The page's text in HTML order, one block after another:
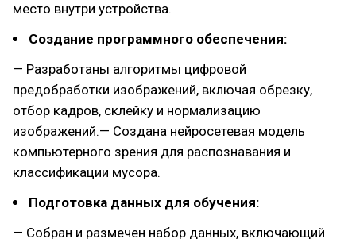
место внутри устройства.
Создание программного обеспечения:
— Разработаны алгоритмы цифровой
предобработки изображений, включая обрезку,
отбор кадров, склейку и нормализацию
изображений.— Создана нейросетевая модель
компьютерного зрения для распознавания и
классификации мусора.
Подготовка данных для обучения:
— Собран и размечен набор данных, включающий